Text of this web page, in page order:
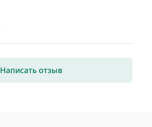
Написать отзыв